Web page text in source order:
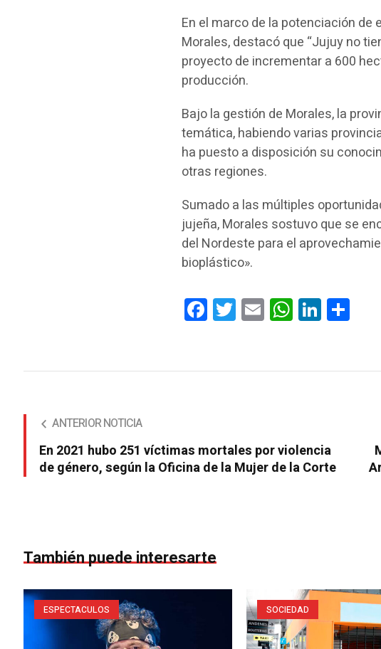
En el marco de la potenciación de
Morales, destacó que “Jujuy no
proyecto de incrementar a 600
producción.
Bajo la gestión de Morales, la
temática, habiendo varias
ha puesto a disposición su
otras regiones.
Sumado a las múltiples
jujeña, Morales sostuvo que se
del Nordeste para el
bioplástico».
FacebookTwitterEmail WhatsAppLinkedIn
ANTERIOR NOTICIA
En 2021 hubo 251 víctimas mortales por violencia
de género, según la Oficina de la Mujer de la Corte
También puede interesarte
ESPECTACULOS SOCIEDAD